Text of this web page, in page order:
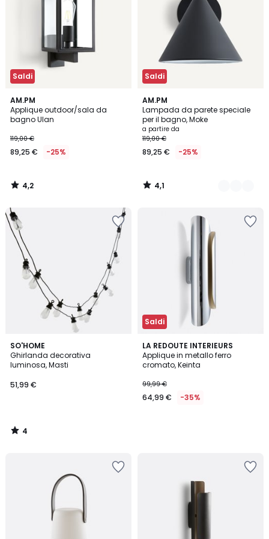
Saldi
AM.PM
Applique outdoor/sala da
bagno Ulan
119,00 €
89,25 € -25%
4,2
/ 5
4,2
/
Saldi
AM.PM
Lampada da parete speciale
per il bagno, Moke
a partire da
119,00 €
89,25 € -25%
4,1
/ 5
3
Colori
4,1
/
SO'HOME
Ghirlanda decorativa
luminosa, Masti
51,99 €
4
/
5
4
/
Saldi
LA REDOUTE INTERIEURS
Applique in metallo ferro
cromato, Keinta
99,99 €
64,99 € -35%